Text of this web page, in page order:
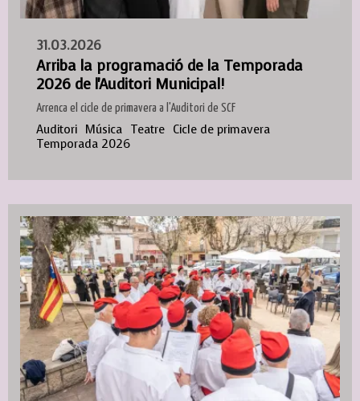
31.03.2026
Arriba la programació de la Temporada
2026 de l'Auditori Municipal!
Arrenca el cicle de primavera a l'Auditori de SCF
Auditori Música Teatre Cicle de primavera
Temporada 2026